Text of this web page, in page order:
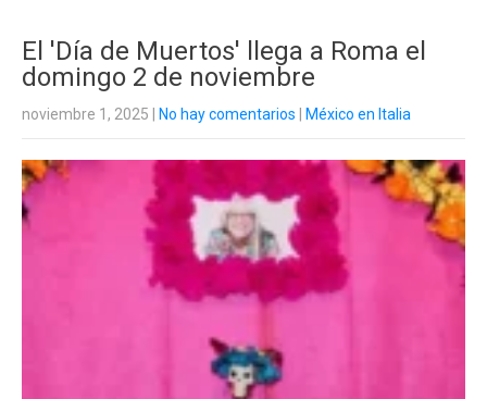
El 'Día de Muertos' llega a Roma el
domingo 2 de noviembre
noviembre 1, 2025 No hay comentarios México en Italia